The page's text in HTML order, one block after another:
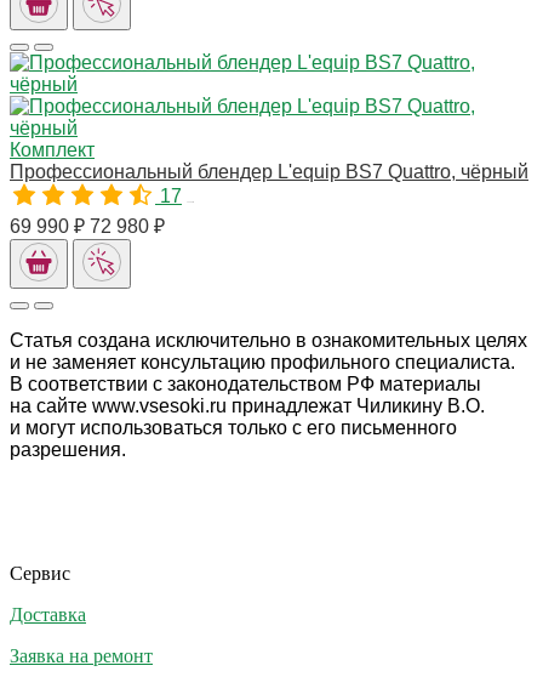
Комплект
Профессиональный блендер L'equip BS7 Quattro, чёрный
17
69 990 ₽ 72 980 ₽
Статья создана исключительно в ознакомительных целях
и не заменяет консультацию профильного специалиста.
В соответствии с законодательством РФ материалы
на сайте www.vsesoki.ru принадлежат Чиликину В.О.
и могут использоваться только с его письменного
разрешения.
Сервис
Доставка
Заявка на ремонт